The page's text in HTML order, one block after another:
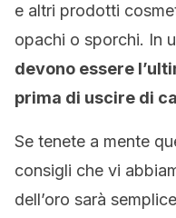
e altri prodotti
opachi o sporchi. In
devono essere
prima di uscire di
Se tenete a mente
consigli che vi
dell’oro sarà